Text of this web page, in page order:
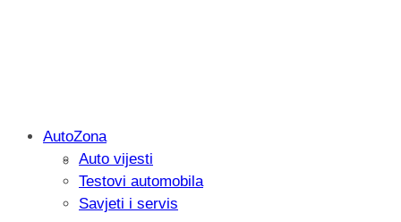
Savjetujemo: Što učiniti kada vaš
AutoZona
Auto vijesti
Testovi automobila
Savjeti i servis